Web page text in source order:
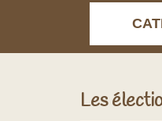
Les